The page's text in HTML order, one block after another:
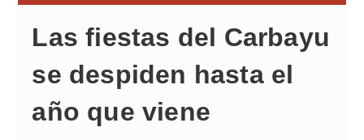
Las fiestas del Carbayu
se despiden hasta el
año que viene